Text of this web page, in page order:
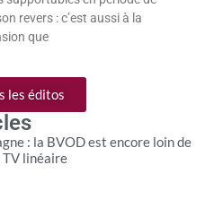
revers : c’est aussi à la
que
les éditos
: la BVOD est encore loin de
TV linéaire